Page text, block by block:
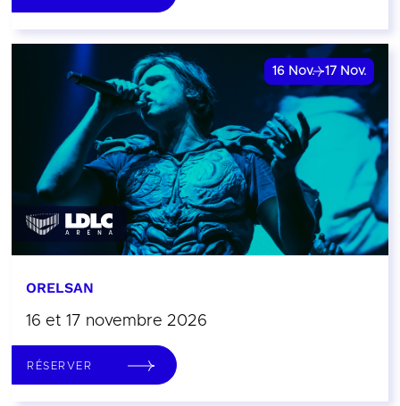
16 Nov. 17 Nov.
ORELSAN
16 et 17 novembre 2026
RÉSERVER